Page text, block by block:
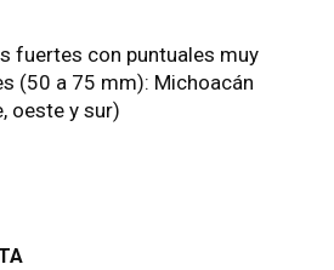
fuertes con puntuales muy
(50 a 75 mm): Michoacán
oeste y sur)